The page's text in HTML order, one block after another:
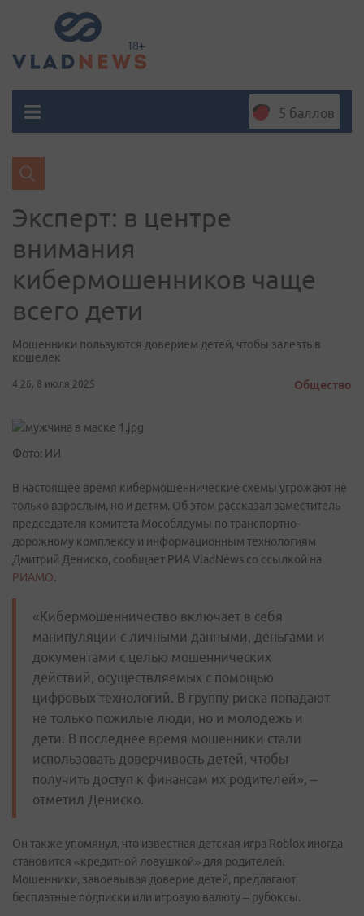
5 баллов
Эксперт: в центре
внимания
кибермошенников чаще
всего дети
Мошенники пользуются доверием детей, чтобы залезть в
кошелек
4:26, 8 июля 2025 Общество
Фото: ИИ
В настоящее время кибермошеннические схемы угрожают не
только взрослым, но и детям. Об этом рассказал заместитель
председателя комитета Мособлдумы по транспортно-
дорожному комплексу и информационным технологиям
Дмитрий Дениско, сообщает РИА VladNews со ссылкой на
РИАМО.
«Кибермошенничество включает в себя
манипуляции с личными данными, деньгами и
документами с целью мошеннических
действий, осуществляемых с помощью
цифровых технологий. В группу риска попадают
не только пожилые люди, но и молодежь и
дети. В последнее время мошенники стали
использовать доверчивость детей, чтобы
получить доступ к финансам их родителей», –
отметил Дениско.
Он также упомянул, что известная детская игра Roblox иногда
становится «кредитной ловушкой» для родителей.
Мошенники, завоевывая доверие детей, предлагают
бесплатные подписки или игровую валюту – рубоксы.